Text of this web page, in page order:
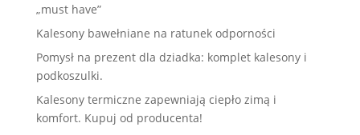
„must have”
Kalesony bawełniane na ratunek odporności
Pomysł na prezent dla dziadka: komplet kalesony i
podkoszulki.
Kalesony termiczne zapewniają ciepło zimą i
komfort. Kupuj od producenta!